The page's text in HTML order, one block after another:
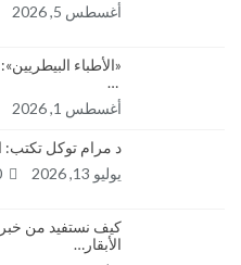
أغسطس 5, 2026
«الأطباء
…
أغسطس 1, 2026
د مرام توكل تكتب:
يوليو 13, 2026
كيف نستفيد من
الأبقار…